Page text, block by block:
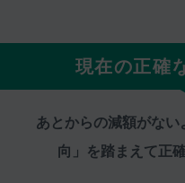
現在の正確
あとからの減額がな
向」を踏まえて正